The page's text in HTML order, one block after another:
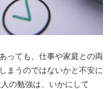
っても、仕事や家庭との両
まうのではないかと不安に
の勉強は、いかにして